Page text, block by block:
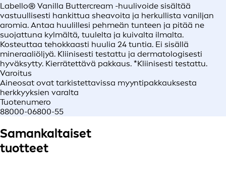
Labello® Vanilla Buttercream -huulivoide sisältää
vastuullisesti hankittua sheavoita ja herkullista vaniljan
aromia. Antaa huulillesi pehmeän tunteen ja pitää ne
suojattuna kylmältä, tuulelta ja kuivalta ilmalta.
Kosteuttaa tehokkaasti huulia 24 tuntia. Ei sisällä
mineraaliöljyä. Kliinisesti testattu ja dermatologisesti
hyväksytty. Kierrätettävä pakkaus. *Kliinisesti testattu.
Varoitus
Aineosat ovat tarkistettavissa myyntipakkauksesta
herkkyyksien varalta
Tuotenumero
88000-06800-55
Samankaltaiset
tuotteet